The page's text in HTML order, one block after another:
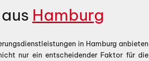
Hamburg
in Hamburg anbieten
nur ein entscheidender Faktor für die